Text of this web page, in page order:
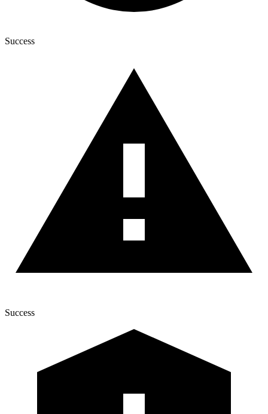
Success
Success